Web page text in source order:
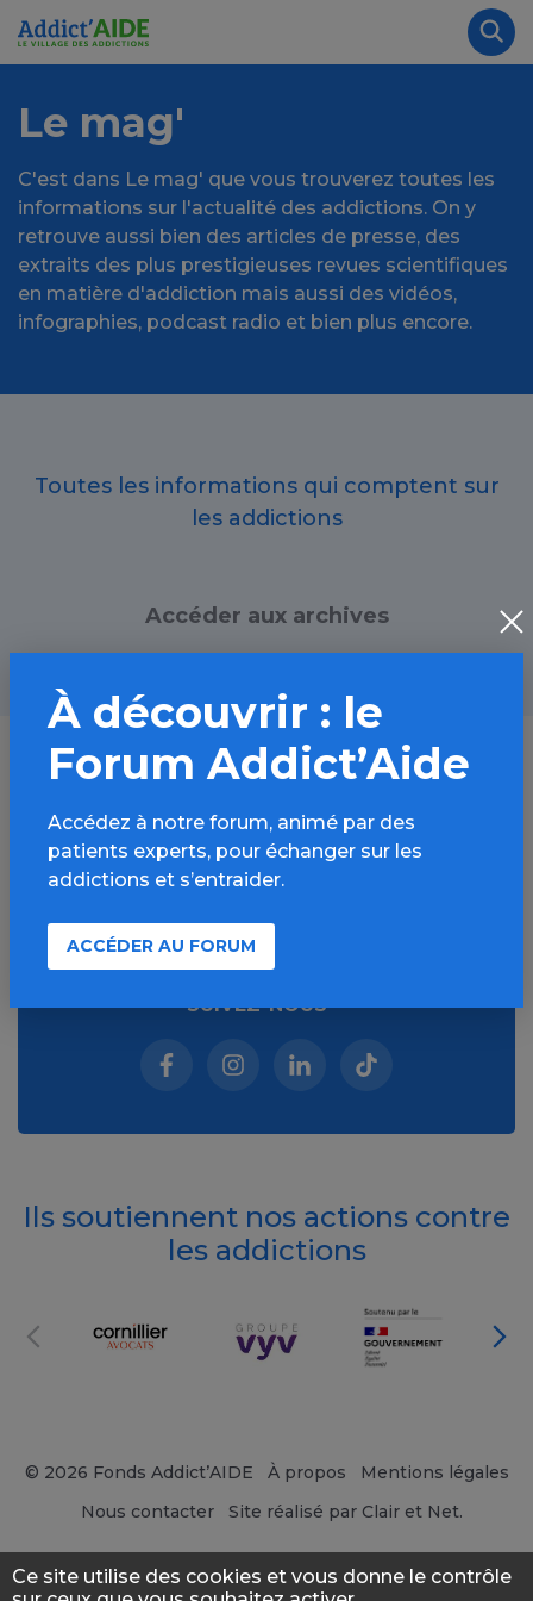
Aller au contenu principal
Le mag'
C'est dans Le mag' que vous trouverez toutes les
informations sur l'actualité des addictions. On y
retrouve aussi bien des articles de presse, des
extraits des plus prestigieuses revues scientifiques
en matière d'addiction mais aussi des vidéos,
infographies, podcast radio et bien plus encore.
Toutes les informations qui comptent sur
les addictions
Accéder aux archives
À découvrir : le
Forum Addict’Aide
Accédez à notre forum, animé par des
patients experts, pour échanger sur les
addictions et s’entraider.
ACCÉDER AU FORUM
Lutter contre les addictions,
c'est aussi s'informer
S’INSCRIRE À LA NEWSLETTER
SUIVEZ-NOUS
Facebook (nouvelle fenêtre)
Instagram (nouvelle fenêtre)
Linkedin (nouvelle
Tiktok (nouvelle
Ils soutiennent nos actions contre
les addictions
© 2026 Fonds Addict’AIDE À propos
Mentions légales
Nous contacter
Site réalisé par Clair et Net.
Panneau de gestion des cookies
Ce site utilise des cookies et vous donne le contrôle